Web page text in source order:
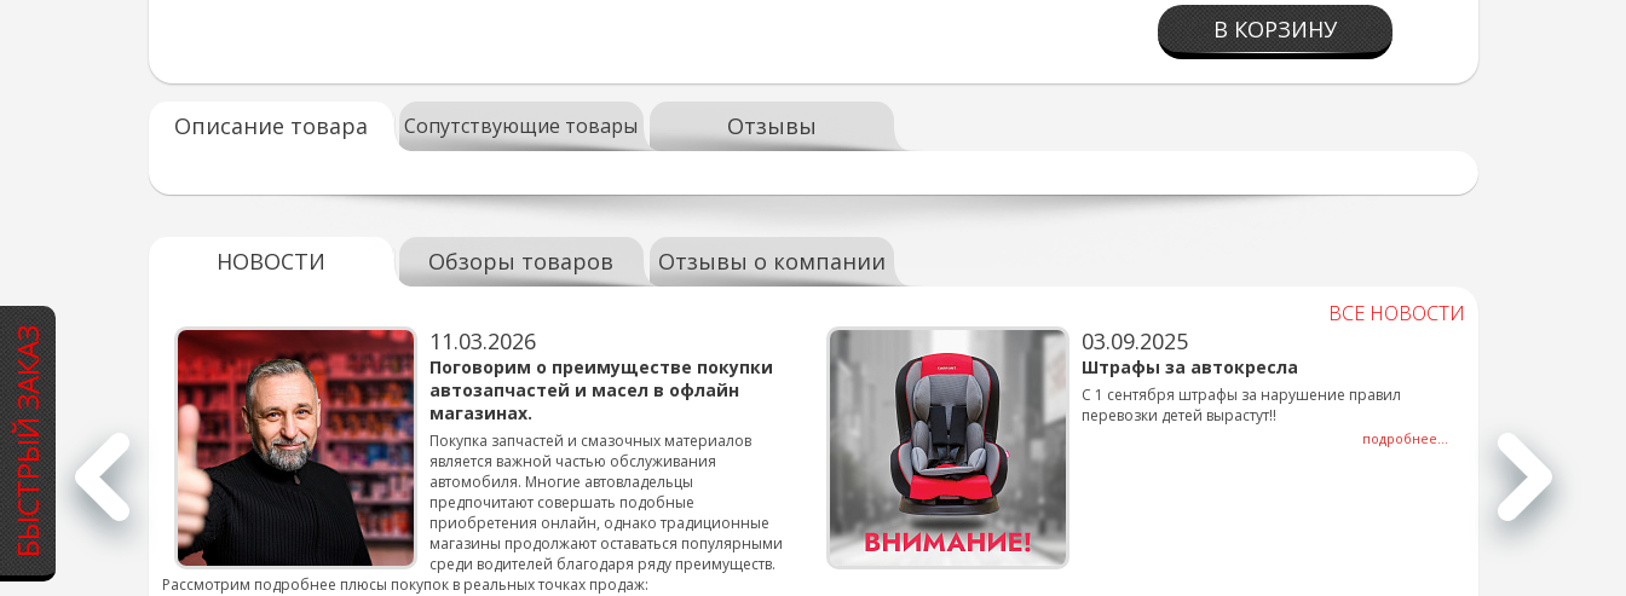
БЫСТРЫЙ ЗАКАЗ
В КОРЗИНУ
Описание товара Сопутствующие товары Отзывы
НОВОСТИ Обзоры товаров Отзывы о компании
ВСЕ НОВОСТИ
для
смены шин на
подробнее...
11.03.2026
Поговорим о преимуществе покупки
автозапчастей и масел в офлайн
магазинах.
Покупка запчастей и смазочных материалов
является важной частью обслуживания
автомобиля. Многие автовладельцы
предпочитают совершать подобные
приобретения онлайн, однако традиционные
магазины продолжают оставаться популярными
среди водителей благодаря ряду преимуществ.
Рассмотрим подробнее плюсы покупок в реальных точках продаж:
03.09.2025
Штрафы за автокресла
С 1 сентября штрафы за нарушение правил
перевозки детей вырастут!!
подробнее...